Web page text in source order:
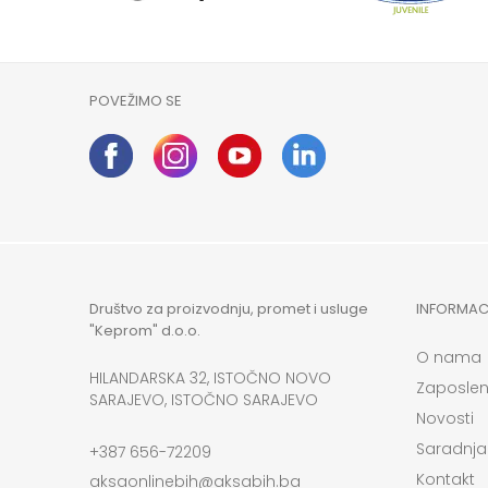
POVEŽIMO SE
Društvo za proizvodnju, promet i usluge
"Keprom" d.o.o.
HILANDARSKA 32, ISTOČNO NOVO
SARAJEVO, ISTOČNO SARAJEVO
+387 656-72209
aksaonlinebih@aksabih.ba
O nama
Novosti
Saradnja
Kontakt